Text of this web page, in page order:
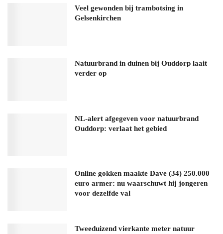
Veel gewonden bij trambotsing in
Gelsenkirchen
Natuurbrand in duinen bij Ouddorp laait
verder op
NL-alert afgegeven voor natuurbrand
Ouddorp: verlaat het gebied
Online gokken maakte Dave (34) 250.000
euro armer: nu waarschuwt hij jongeren
voor dezelfde val
Tweeduizend vierkante meter natuur